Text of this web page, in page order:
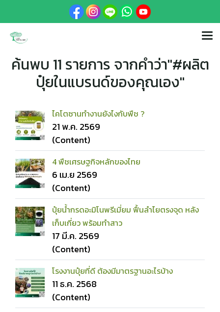
ค้นพบ 11 รายการ จากคำว่า"#ผลิต
ปุ๋ยในแบรนด์ของคุณเอง"
ไคโตซานทำงานยังไงกับพืช ?
21 พ.ค. 2569
(Content)
4 พืชเศรษฐกิจหลักของไทย
6 เม.ย 2569
(Content)
ปุ๋ยน้ำกรดอะมิโนพรีเมี่ยม ฟื้นลำไยตรงจุด หลัง
เก็บเกี่ยว พร้อมทำสาว
17 มี.ค. 2569
(Content)
โรงงานปุ๋ยที่ดี ต้องมีมาตรฐานอะไรบ้าง
11 ธ.ค. 2568
(Content)